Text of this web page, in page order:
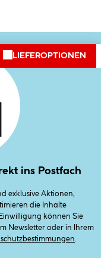
LIEFEROPTIONEN
ins Postfach
exklusive Aktionen,
die Inhalte
können Sie
Newsletter oder in Ihrem